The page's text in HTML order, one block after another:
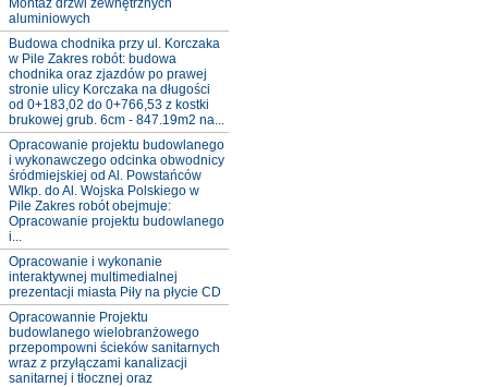
Montaż drzwi zewnętrznych
aluminiowych
Budowa chodnika przy ul. Korczaka
w Pile Zakres robót: budowa
chodnika oraz zjazdów po prawej
stronie ulicy Korczaka na długości
od 0+183,02 do 0+766,53 z kostki
brukowej grub. 6cm - 847.19m2 na...
Opracowanie projektu budowlanego
i wykonawczego odcinka obwodnicy
śródmiejskiej od Al. Powstańców
Wlkp. do Al. Wojska Polskiego w
Pile Zakres robót obejmuje:
Opracowanie projektu budowlanego
i...
Opracowanie i wykonanie
interaktywnej multimedialnej
prezentacji miasta Piły na płycie CD
Opracowannie Projektu
budowlanego wielobranżowego
przepompowni ścieków sanitarnych
wraz z przyłączami kanalizacji
sanitarnej i tłocznej oraz